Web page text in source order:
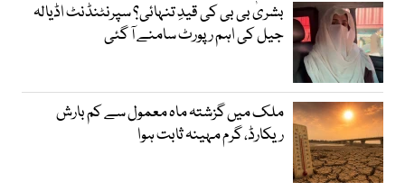
بشریٰ بی بی کی قیدِ تنہائی؟ سپرنٹنڈنٹ اڈیالہ
جیل کی اہم رپورٹ سامنے آ گئی
ملک میں گزشتہ ماہ معمول سے کم بارش
ریکارڈ، گرم مہینہ ثابت ہوا